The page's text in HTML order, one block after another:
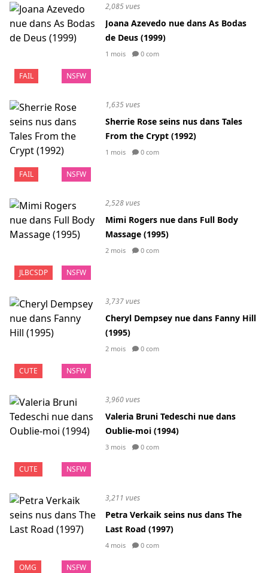
FAIL NSFW
2,085 vues
Joana Azevedo nue dans As Bodas
de Deus (1999)
1 mois 0 com
FAIL NSFW
1,635 vues
Sherrie Rose seins nus dans Tales
From the Crypt (1992)
1 mois 0 com
JLBCSDP NSFW
2,528 vues
Mimi Rogers nue dans Full Body
Massage (1995)
2 mois 0 com
CUTE NSFW
3,737 vues
Cheryl Dempsey nue dans Fanny Hill
(1995)
2 mois 0 com
CUTE NSFW
3,960 vues
Valeria Bruni Tedeschi nue dans
Oublie-moi (1994)
3 mois 0 com
OMG NSFW
3,211 vues
Petra Verkaik seins nus dans The
Last Road (1997)
4 mois 0 com